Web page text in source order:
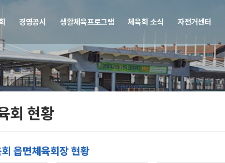
경영공시 생활체육프로그램 체육회 소식 자전거센터
회 현황
읍면체육회장 현황